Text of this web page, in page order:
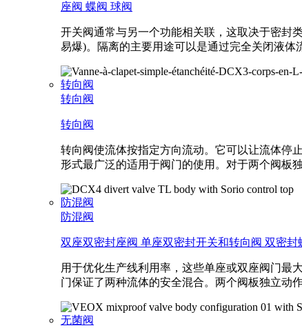
座阀 蝶阀 球阀
开关阀通常与另一个功能相关联，这取决于密封
易爆)。隔离的主要用途可以是通过完全关闭液体
转向阀
转向阀
转向阀
转向阀使流体按指定方向流动。它可以让流体停
形式最广泛的适用于阀门的使用。对于两个阀板
防混阀
防混阀
双座双密封座阀 单座双密封开关和转向阀 双密封
用于优化生产线利用率，这些单座或双座阀门最
门保证了两种流体的安全混合。两个阀板独立动
无菌阀